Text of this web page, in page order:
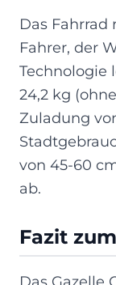
Das
Fahrer, der
Technologie
24,2 kg
Zuladung
von 45-60
ab.
Fazit
Das Gazelle